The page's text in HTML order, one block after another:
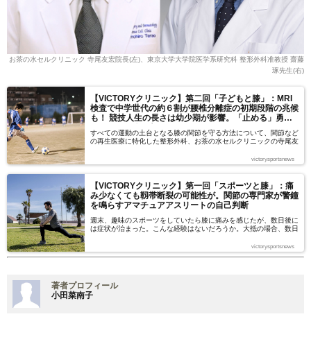
お茶の水セルクリニック 寺尾友宏院長(左)、東京大学大学院医学系研究科 整形外科准教授 齋藤
琢先生(右)
【VICTORYクリニック】第二回「子どもと膝」：MRI
検査で中学世代の約６割が腰椎分離症の初期段階の兆候
も！ 競技人生の長さは幼少期が影響。「止める」勇気
で子どもの体を守れ
すべての運動の土台となる膝の関節を守る方法について、関節など
の再生医療に特化した整形外科、お茶の水セルクリニックの寺尾友
先生に3回シリーズで話を伺っていく。第二回目は【子どもと
膝】。
victorysportsnews
【VICTORYクリニック】第一回「スポーツと膝」：痛
み少なくても靱帯断裂の可能性が。関節の専門家が警鐘
を鳴らすアマチュアアスリートの自己判断
週末、趣味のスポーツをしていたら膝に痛みを感じたが、数日後に
は症状が治まった。こんな経験はないだろうか。大抵の場合、数日
ースもあるという。 すべての運動の土台となる膝の関節を守る方
法について、関節などの再生医療に特化した整形外科、お茶の水セ
victorysportsnews
著者プロフィール
小田菜南子